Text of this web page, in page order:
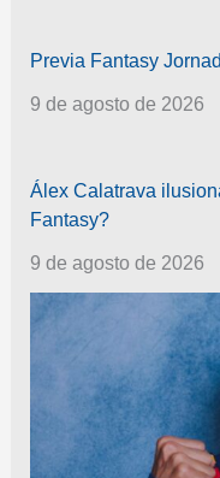
Previa Fantasy
9 de agosto de 2026
Álex Calatrava
Fantasy?
9 de agosto de 2026